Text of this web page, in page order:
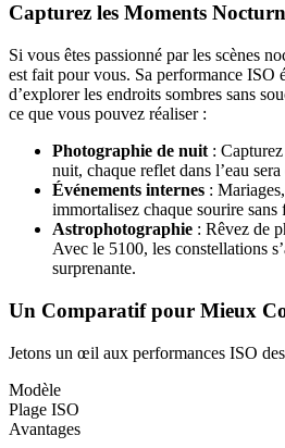
Capturez les Moments
Si vous êtes passionné par les scènes
est fait pour vous. Sa performance ISO
d’explorer les endroits sombres sans
ce que vous pouvez réaliser :
Photographie de nuit :
nuit, chaque reflet dans l’eau
Événements internes :
immortalisez chaque sourire sans
Astrophotographie : Rêvez de
Avec le 5100, les constellations
surprenante.
Un Comparatif pour Mieux
Jetons un œil aux performances ISO
Modèle
Plage ISO
Avantages